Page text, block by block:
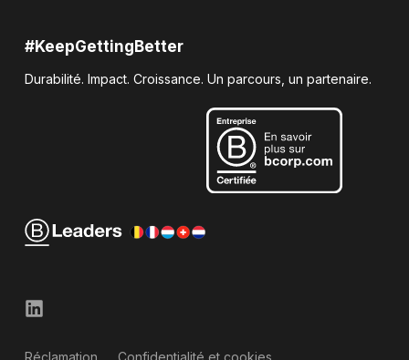
#KeepGettingBetter
Durabilité. Impact. Croissance. Un parcours, un partenaire.
Réclamation Confidentialité et cookies